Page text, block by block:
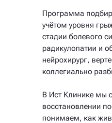
Программа
учётом уровня
стадии болевого
радикулопатии и
нейрохирург,
коллегиально
В Ист Клинике мы
восстановлении
понимаем, как